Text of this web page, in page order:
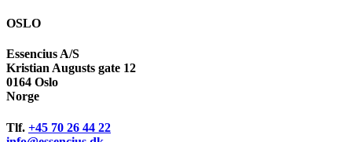
OSLO
Essencius A/S
Kristian Augusts gate 12
0164 Oslo
Norge
Tlf. +45 70 26 44 22